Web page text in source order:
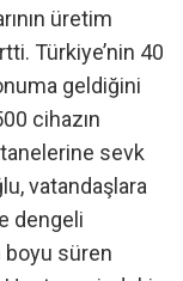
üretim
Türkiye’nin 40
geldiğini
cihazın
sevk
vatandaşlara
dengeli
boyu süren